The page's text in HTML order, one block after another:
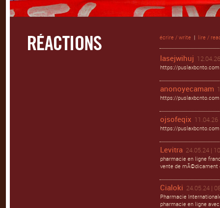
écrire / write | lire /
lasejwihuj
https://
anonoyecamam
https://
ojsofeqix 11.04.26
https://
Levitra 24.05.24 |
pharmacie en ligne
vente de mÃ©dicament
Cialoki 24.05.24 |
Pharmacie
pharmacie en ligne